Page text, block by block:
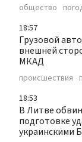
общество
18:57
Грузовой
внешней
МКАД
происшествия
18:53
В Литве
подготовке
украинскими